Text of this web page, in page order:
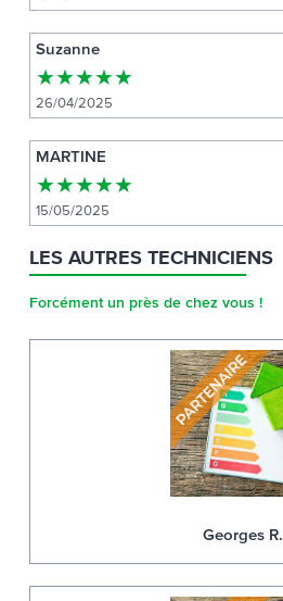
Suzanne
★★★★★
26/04/2025
MARTINE
★★★★★
15/05/2025
LES AUTRES TECHNICIENS
Forcément un près de chez vous !
Georges R.